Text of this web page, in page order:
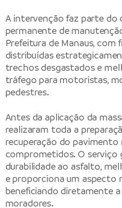
A intervenção faz parte do
permanente de
Prefeitura de Manaus, com
distribuídas
trechos desgastados e
tráfego para motoristas,
pedestres.
Antes da aplicação da
realizaram toda a
recuperação do
comprometidos. O serviço
durabilidade ao asfalto,
e proporciona um aspecto
beneficiando diretamente
moradores.